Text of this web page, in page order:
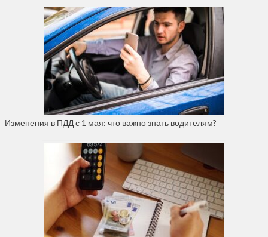
Изменения в ПДД с 1 мая: что важно знать водителям?